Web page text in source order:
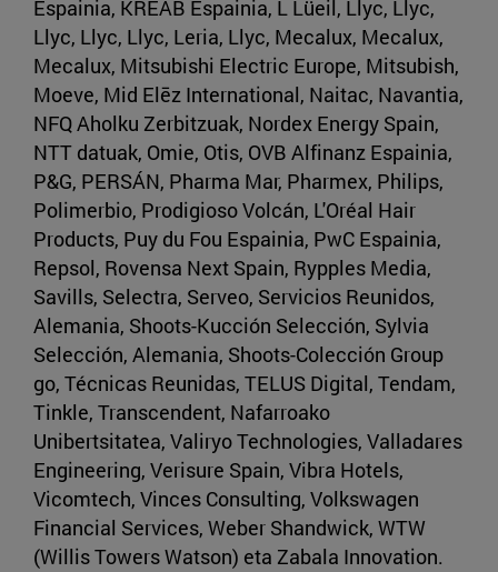
Espainia, KREAB Espainia, L Lüeil, Llyc, Llyc,
Llyc, Llyc, Llyc, Leria, Llyc, Mecalux, Mecalux,
Mecalux, Mitsubishi Electric Europe, Mitsubish,
Moeve, Mid Elēz International, Naitac, Navantia,
NFQ Aholku Zerbitzuak, Nordex Energy Spain,
NTT datuak, Omie, Otis, OVB Alfinanz Espainia,
P&G, PERSÁN, Pharma Mar, Pharmex, Philips,
Polimerbio, Prodigioso Volcán, L'Oréal Hair
Products, Puy du Fou Espainia, PwC Espainia,
Repsol, Rovensa Next Spain, Rypples Media,
Savills, Selectra, Serveo, Servicios Reunidos,
Alemania, Shoots-Kucción Selección, Sylvia
Selección, Alemania, Shoots-Colección Group
go, Técnicas Reunidas, TELUS Digital, Tendam,
Tinkle, Transcendent, Nafarroako
Unibertsitatea, Valiryo Technologies, Valladares
Engineering, Verisure Spain, Vibra Hotels,
Vicomtech, Vinces Consulting, Volkswagen
Financial Services, Weber Shandwick, WTW
(Willis Towers Watson) eta Zabala Innovation.